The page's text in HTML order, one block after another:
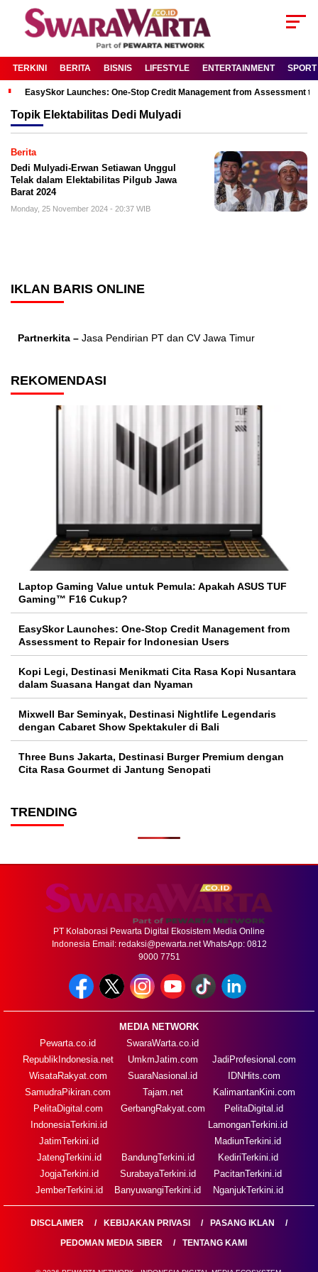
TERKINI BERITA BISNIS LIFESTYLE ENTERTAINMENT SPORT
EasySkor Launches: One-Stop Credit Management from Assessment
Topik Elektabilitas Dedi Mulyadi
Berita
Dedi Mulyadi-Erwan Setiawan Unggul
Telak dalam Elektabilitas Pilgub Jawa
Barat 2024
Monday, 25 November 2024 - 20:37 WIB
IKLAN BARIS ONLINE
Partnerkita – Jasa Pendirian PT dan CV Jawa Timur
REKOMENDASI
Laptop Gaming Value untuk Pemula: Apakah ASUS TUF
Gaming™ F16 Cukup?
EasySkor Launches: One-Stop Credit Management from
Assessment to Repair for Indonesian Users
Kopi Legi, Destinasi Menikmati Cita Rasa Kopi Nusantara
dalam Suasana Hangat dan Nyaman
Mixwell Bar Seminyak, Destinasi Nightlife Legendaris
dengan Cabaret Show Spektakuler di Bali
Three Buns Jakarta, Destinasi Burger Premium dengan
Cita Rasa Gourmet di Jantung Senopati
TRENDING
PT Kolaborasi Pewarta Digital Ekosistem Media Online
Indonesia Email: redaksi@pewarta.netWhatsApp: 0812
9000 7751
MEDIA NETWORK
Pewarta.co.id
RepublikIndonesia.net
WisataRakyat.com
SamudraPikiran.com
PelitaDigital.com
SwaraWarta.co.id
UmkmJatim.com
SuaraNasional.id
Tajam.net
GerbangRakyat.com
JadiProfesional.com
IDNHits.com
KalimantanKini.com
PelitaDigital.id
IndonesiaTerkini.id
JatimTerkini.id
JatengTerkini.id
JogjaTerkini.id
JemberTerkini.id
BandungTerkini.id
SurabayaTerkini.id
BanyuwangiTerkini.id
LamonganTerkini.id
MadiunTerkini.id
KediriTerkini.id
PacitanTerkini.id
NganjukTerkini.id
DISCLAIMER KEBIJAKAN PRIVASI
PASANG IKLAN
PEDOMAN MEDIA SIBER
TENTANG KAMI